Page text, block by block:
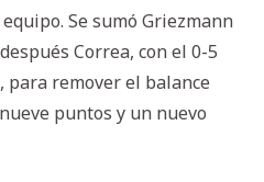
Se sumó Griezmann
Correa, con el 0-5
para remover el balance
puntos y un nuevo